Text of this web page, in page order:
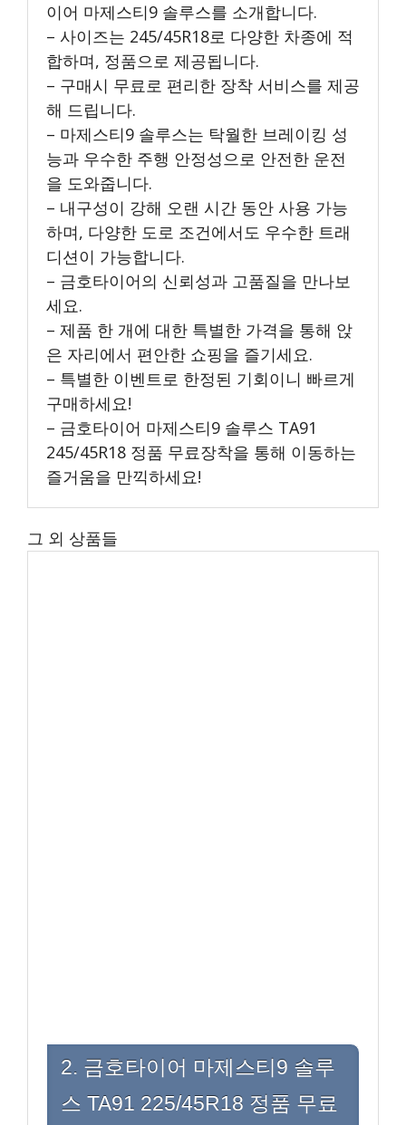
이어 마제스티9 솔루스를 소개합니다.
– 사이즈는 245/45R18로 다양한 차종에 적
합하며, 정품으로 제공됩니다.
– 구매시 무료로 편리한 장착 서비스를 제공
해 드립니다.
– 마제스티9 솔루스는 탁월한 브레이킹 성
능과 우수한 주행 안정성으로 안전한 운전
을 도와줍니다.
– 내구성이 강해 오랜 시간 동안 사용 가능
하며, 다양한 도로 조건에서도 우수한 트래
디션이 가능합니다.
– 금호타이어의 신뢰성과 고품질을 만나보
세요.
– 제품 한 개에 대한 특별한 가격을 통해 앉
은 자리에서 편안한 쇼핑을 즐기세요.
– 특별한 이벤트로 한정된 기회이니 빠르게
구매하세요!
– 금호타이어 마제스티9 솔루스 TA91
245/45R18 정품 무료장착을 통해 이동하는
즐거움을 만끽하세요!
그 외 상품들
2. 금호타이어 마제스티9 솔루
스 TA91 225/45R18 정품 무료